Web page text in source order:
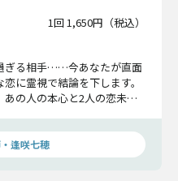
1回 1,650円（税込）
ぎる相手……今あなたが直面
に霊視で結論を下します。
の人の本心と2人の恋未来
逢咲七穂